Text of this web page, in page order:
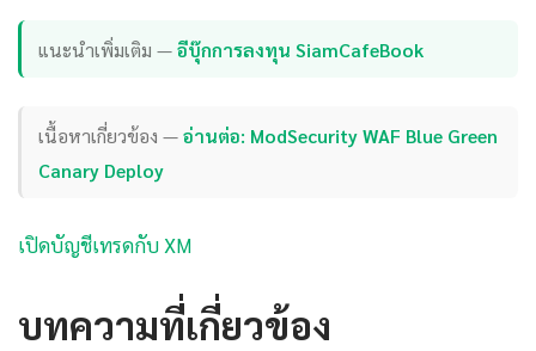
แนะนำเพิ่มเติม —อีบุ๊กการลงทุน SiamCafeBook
เนื้อหาเกี่ยวข้อง —อ่านต่อ: ModSecurity WAF Blue Green
Canary Deploy
เปิดบัญชีเทรดกับ XM
บทความที่เกี่ยวข้อง